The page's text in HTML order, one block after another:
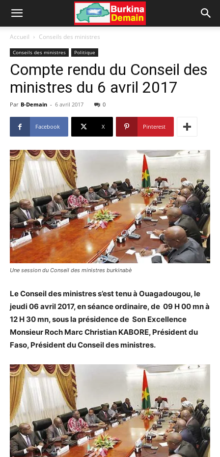
Accueil Conseils des ministres
Conseils des ministres Politique
Compte rendu du Conseil des
ministres du 6 avril 2017
Par B-Demain - 6 avril 2017 0
Facebook X Pinterest
Une session du Conseil des ministres burkinabè
Le Conseil des ministres s’est tenu à Ouagadougou, le
jeudi 06 avril 2017, en séance ordinaire, de 09 H 00 mn à
12 H 30 mn, sous la présidence de Son Excellence
Monsieur Roch Marc Christian KABORE, Président du
Faso, Président du Conseil des ministres.